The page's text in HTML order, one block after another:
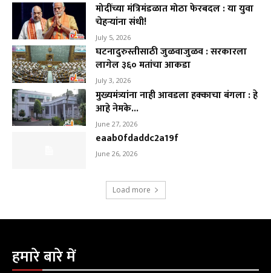
मोदींच्या मंत्रिमंडळात मोठा फेरबदल : या युवा
चेहऱ्यांना संधी!
July 5, 2026
घटनादुरुस्तीसाठी जुळवाजुळव : सरकारला
लागेल ३६० मतांचा आकडा
July 3, 2026
मुख्यमंत्र्यांना नाही आवडला हक्काचा बंगला : हे
आहे नेमके...
June 27, 2026
eaab0fdaddc2a19f
June 26, 2026
Load more
हमारे बारे में